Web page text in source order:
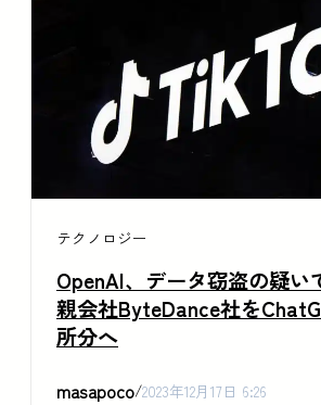
テクノロジー
OpenAI、データ窃盗の疑い
親会社ByteDance社を
所分へ
masapoco/2023年12月17日 6:26